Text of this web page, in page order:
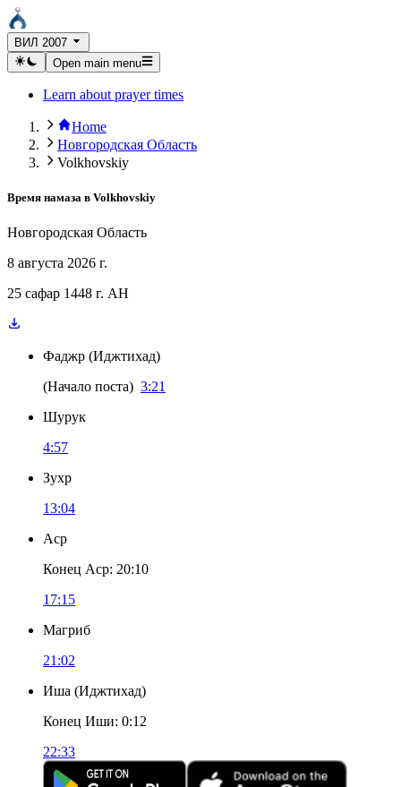
ВИЛ 2007
Open main menu
Learn about prayer times
Home
Новгородская Область
Volkhovskiy
Время намаза в Volkhovskiy
Новгородская Область
8 августа 2026 г.
25 сафар 1448 г. AH
Фаджр (Иджтихад)
(Начало поста) 3:21
Шурук
4:57
Зухр
13:04
Аср
Конец Аср: 20:10
17:15
Магриб
21:02
Иша (Иджтихад)
Конец Иши: 0:12
22:33